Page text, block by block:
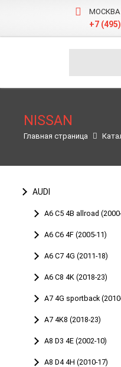
МОСКВА
+7
NISSAN
Главная страница
AUDI
A6 C5 4B allroad
A6 С6 4F (2005-11)
A6 C7 4G (2011-18)
A6 C8 4K (2018-23)
A7 4G sportback
A7 4K8 (2018-23)
A8 D3 4E (2002-10)
A8 D4 4H (2010-17)